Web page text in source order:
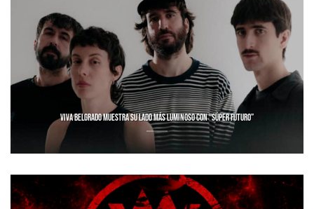
VIVA BELGRADO MUESTRA SU LADO MÁS LUMINOSO CON “SÚPER FUTURO”